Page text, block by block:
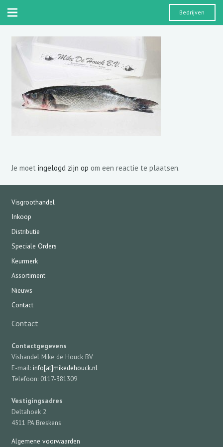
Bedrijven
Je moet ingelogd zijn op om een reactie te plaatsen.
Visgroothandel
Inkoop
Distributie
Speciale Orders
Keurmerk
Assortiment
Nieuws
Contact
Contact
Contactgegevens
Vishandel Mike de Houck BV
E-mail: info[at]mikedehouck.nl
Telefoon: 0117-381309
Vestigingsadres
Deltahoek 2
4511 PA Breskens
Algemene voorwaarden